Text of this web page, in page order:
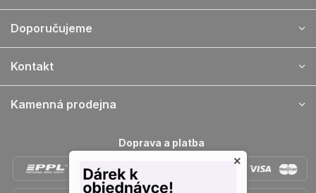
p
Doporučujeme
Kontakt
Kamenná prodejna
Doprava a platba
×